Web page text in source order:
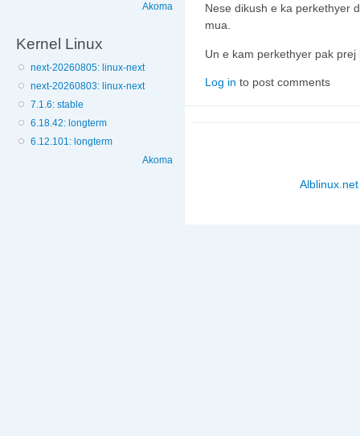
Akoma
Kernel Linux
next-20260805: linux-next
next-20260803: linux-next
7.1.6: stable
6.18.42: longterm
6.12.101: longterm
Akoma
Nese dikush e ka perkethyer
mua.
Un e kam perkethyer pak
Log in to post comments
Alblinux.net